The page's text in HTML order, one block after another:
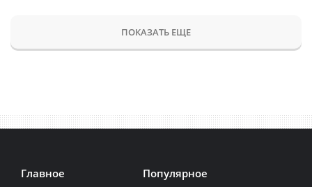
ПОКАЗАТЬ ЕЩЕ
Главное Популярное